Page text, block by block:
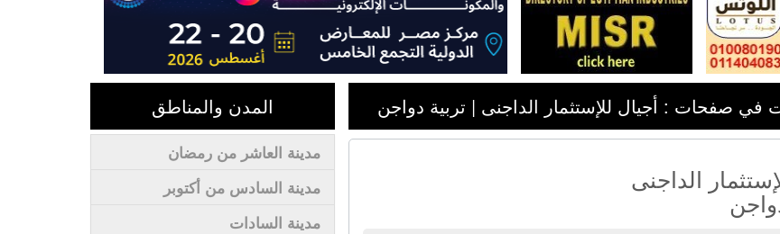
في صفحات : أجيال للإستثمار الداجنى | تربية دواجن
الداجنى
المدن والمناطق
مدينة العاشر من رمضان
مدينة السادس من أكتوبر
مدينة السادات